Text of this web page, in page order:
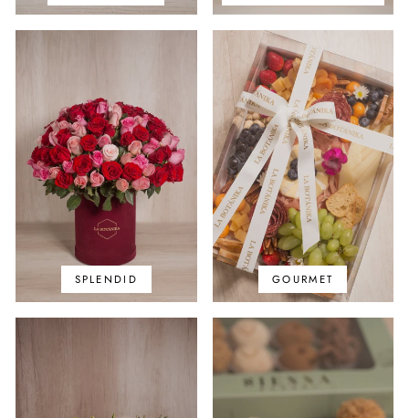
SPLENDID GOURMET